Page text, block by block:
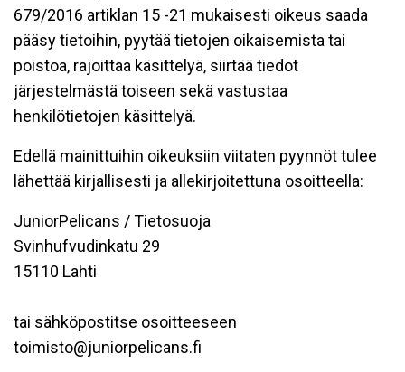
679/2016 artiklan 15 -21 mukaisesti oikeus saada
pääsy tietoihin, pyytää tietojen oikaisemista tai
poistoa, rajoittaa käsittelyä, siirtää tiedot
järjestelmästä toiseen sekä vastustaa
henkilötietojen käsittelyä.
Edellä mainittuihin oikeuksiin viitaten pyynnöt tulee
lähettää kirjallisesti ja allekirjoitettuna osoitteella:
JuniorPelicans / Tietosuoja
Svinhufvudinkatu 29
15110 Lahti
tai sähköpostitse osoitteeseen
toimisto@juniorpelicans.fi